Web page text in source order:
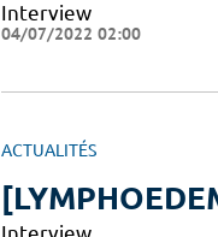
Interview
04/07/2022 02:00
ACTUALITÉS